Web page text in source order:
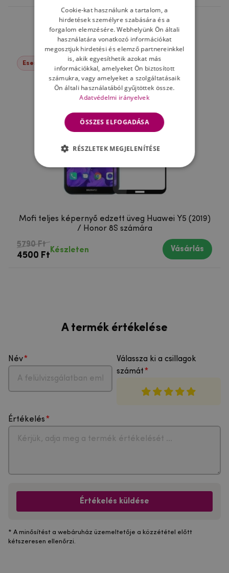
Ne felejtsd el
Események -22%
Mofi teljes képernyő edzett üveg Huawei Y5 (2019)
/ Honor 8S számára
5790 Ft
4500 Ft
Készleten Vásárlás
A termék értékelése
Név
Válassza ki a csillagok
számát
Értékelés
Értékelés küldése
* A minősítést a webáruház üzemeltetője a közzététel előtt
kétszeresen ellenőrzi.
Cookie-kat használunk a tartalom, a
hirdetések személyre szabására és a
forgalom elemzésére. Webhelyünk Ön általi
használatára vonatkozó információkat
megosztjuk hirdetési és elemző partnereinkkel
is, akik egyesíthetik azokat más
információkkal, amelyeket Ön biztosított
számukra, vagy amelyeket a szolgáltatásaik
Ön általi használatából gyűjtöttek össze.
Adatvédelmi irányelvek
ÖSSZES ELFOGADÁSA
RÉSZLETEK MEGJELENÍTÉSE